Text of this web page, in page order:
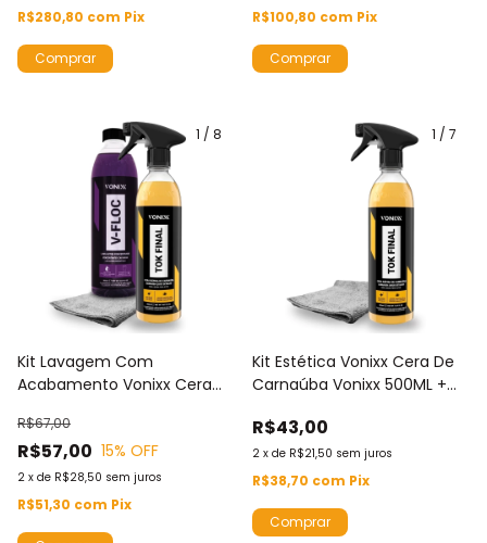
R$280,80 com Pix R$100,80 com Pix
1 / 8
Kit Lavagem Com
Acabamento Vonixx Cera
Shampoo V-Floc + Toalha
De Microfibra
R$57,00
R$67,00
15% OFF
2 x de R$28,50 sem juros
R$51,30 com Pix
1 / 7
Kit Estética Vonixx Cera De
Carnaúba Vonixx 500ML +
R$43,00
2 x de R$21,50 sem juros
R$38,70 com Pix